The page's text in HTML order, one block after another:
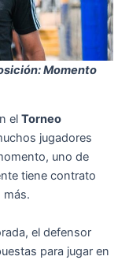
Momento
el Torneo
jugadores
uno de
tiene contrato
más.
el defensor
para jugar en